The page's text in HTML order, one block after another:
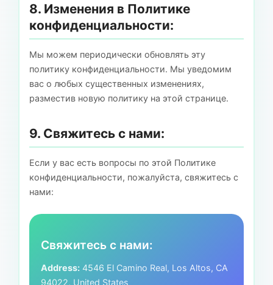
8. Изменения в Политике
конфиденциальности:
Мы можем периодически обновлять эту
политику конфиденциальности. Мы уведомим
вас о любых существенных изменениях,
разместив новую политику на этой странице.
9. Свяжитесь с нами:
Если у вас есть вопросы по этой Политике
конфиденциальности, пожалуйста, свяжитесь с
нами:
Свяжитесь с нами:
Address: 4546 El Camino Real, Los Altos, CA
94022, United States